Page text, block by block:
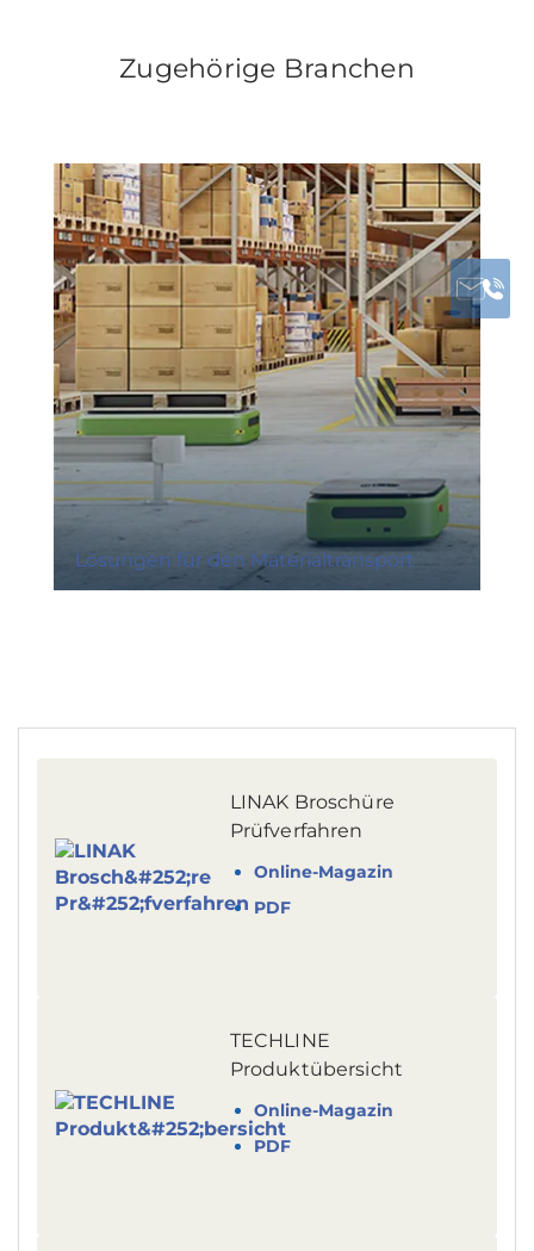
Zugehörige Branchen
Lösungen für den Materialtransport
LINAK Broschüre
Prüfverfahren
Online-Magazin
PDF
TECHLINE
Produktübersicht
Online-Magazin
PDF